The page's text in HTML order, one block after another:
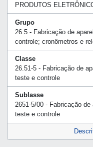
PRODUTOS
Grupo
26.5 - Fabricação de
controle; cronômetros e
Classe
26.51-5 - Fabricação de
teste e controle
Sublasse
2651-5/00 - Fabricação
teste e controle